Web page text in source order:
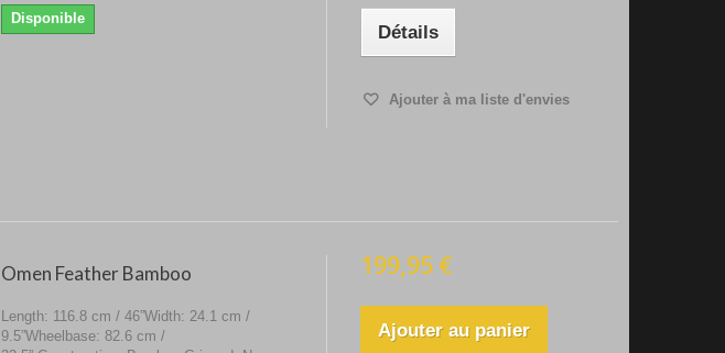
Disponible
Détails
Ajouter à ma liste d'envies
Omen Feather Bamboo
Length: 116.8 cm / 46”Width: 24.1 cm /
9.5”Wheelbase: 82.6 cm /
199,95 €
Ajouter au panier